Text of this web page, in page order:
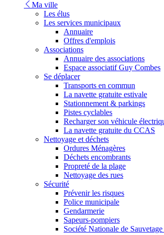
Ma ville
Les élus
Les services municipaux
Annuaire
Offres d'emplois
Associations
Annuaire des associations
Espace associatif Guy Combes
Se déplacer
Transports en commun
La navette gratuite estivale
Stationnement & parkings
Pistes cyclables
Recharger son véhicule
La navette gratuite du CCAS
Nettoyage et déchets
Ordures Ménagères
Déchets encombrants
Propreté de la plage
Nettoyage des rues
Sécurité
Prévenir les risques
Police municipale
Gendarmerie
Sapeurs-pompiers
Société Nationale de